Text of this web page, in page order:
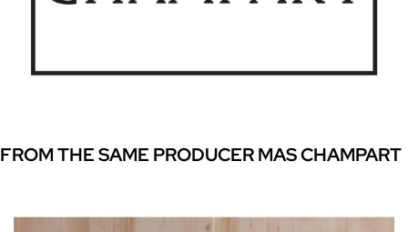
FROM THE SAME PRODUCER MAS CHAMPART